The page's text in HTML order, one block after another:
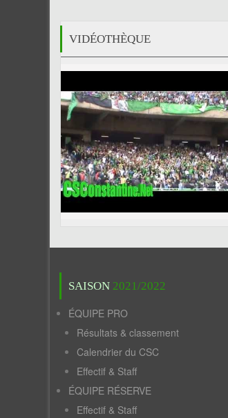
VIDÉOTHÈQUE
SAISON 2021/2022
ÉQUIPE PRO
Résultats & classement
Calendrier du CSC
Effectif & Staff
ÉQUIPE RÉSERVE
Effectif & Staff